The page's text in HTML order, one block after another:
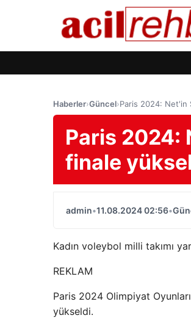
Haberler›Güncel›Paris 2024: Net'in
Paris 2024:
finale
admin•11.08.2024 02:56•
Kadın voleybol milli takımı
REKLAM
Paris 2024 Olimpiyat
yükseldi.